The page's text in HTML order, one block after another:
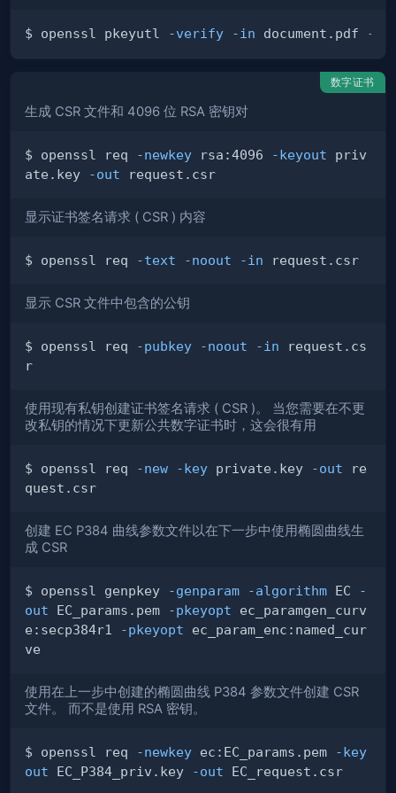
$ openssl pkeyutl -verify -in document.pdf -
数字证书
生成 CSR 文件和 4096 位 RSA 密钥对
$ openssl req -newkey rsa:4096 -keyout priv
ate.key
-out
显示证书签名请求 ( CSR ) 内容
$ openssl req -text -noout -in
显示 CSR 文件中包含的公钥
$ openssl req -pubkey -noout -in request.cs
使用现有私钥创建证书签名请求 ( CSR )。 当您需要在不更
改私钥的情况下更新公共数字证书时，这会很有用
$ openssl req -new -key private.key -out re
创建 EC P384 曲线参数文件以在下一步中使用椭圆曲线生
成 CSR
$ openssl genpkey -genparam -algorithm EC
-
out EC_params.pem -pkeyopt ec_paramgen_curv
e:secp384r1
-pkeyopt ec_param_enc:named_cur
使用在上一步中创建的椭圆曲线 P384 参数文件创建 CSR
文件。 而不是使用 RSA 密钥。
$ openssl req -newkey ec:EC_params.pem
-key
out EC_P384_priv.key -out